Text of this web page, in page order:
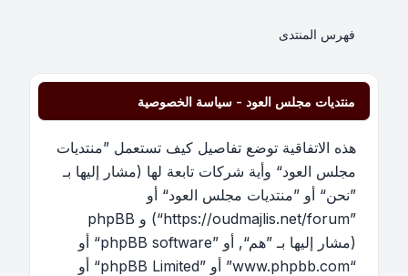
فهرس المنتدى
منتديات مجلس العود - سياسة الخصوصية
هذه الاتفاقية توضع تفاصيل كيف تستعمل ”منتديات
مجلس العود“ وأية شركات تابعة لها (مشار إليها بـ
”نحن“ أو ”منتديات مجلس العود“ أو
”https://oudmajlis.net/forum“) و phpBB
(مشار إليها بـ ”هم“, أو ”phpBB software“ أو
“www.phpbb.com” أو ”phpBB Limited“ أو